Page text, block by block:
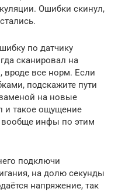
Ошибки скинул,
по датчику
сканировал на
вроде все норм. Если
подскажите пути
на новые
и такое ощущение
вообще инфы по этим
подключи
на долю секунды
напряжение, так